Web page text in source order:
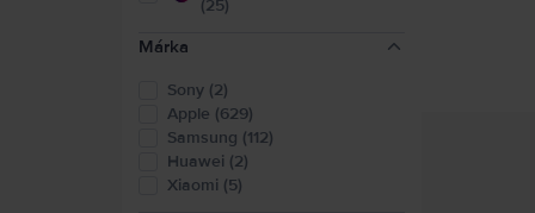
(25)
Márka
Sony (2)
Apple (629)
Samsung (112)
Huawei (2)
Xiaomi (5)